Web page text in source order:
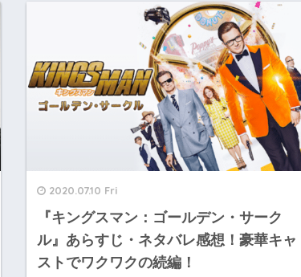
2020.07.10 Fri
『キングスマン：ゴールデン・サーク
ル』あらすじ・ネタバレ感想！豪華キャ
ストでワクワクの続編！